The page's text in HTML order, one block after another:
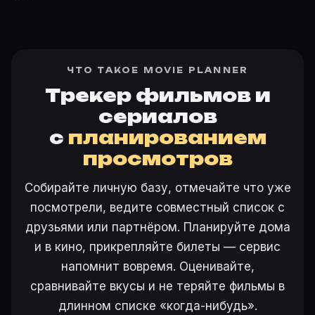
ЧТО ТАКОЕ MOVIE PLANNER
Трекер фильмов и
сериалов
с планированием
просмотров
Собирайте личную базу, отмечайте что уже
посмотрели, ведите совместный список с
друзьями или партнёром. Планируйте дома
и в кино, прикрепляйте билеты — сервис
напомнит вовремя. Оценивайте,
сравнивайте вкусы и не теряйте фильмы в
длинном списке «когда-нибудь».